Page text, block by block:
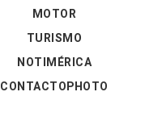
MOTOR
TURISMO
NOTIMÉRICA
CONTACTOPHOTO